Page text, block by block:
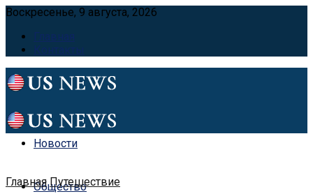
Воскресенье, 9 августа, 2026
Главная
Контакты
Новости
Общество
Главная Путешествие